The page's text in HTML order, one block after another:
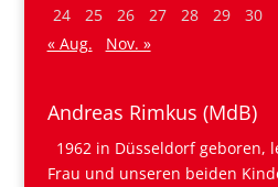
24
25 26 27 28 29
30
« Aug.
Nov. »
Andreas Rimkus (MdB)
1962 in Düsseldorf geboren,
Frau und unseren beiden